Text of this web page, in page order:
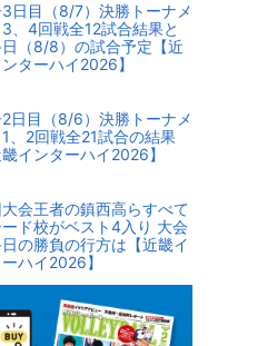
3日目（8/7）決勝トーナメ
3、4回戦全12試合結果と
（8/8）の試合予定【近
ターハイ2026】
2日目（8/6）決勝トーナメ
1、2回戦全21試合の結果
畿インターハイ2026】
会王者の鎮西高らすべて
ド校がベスト4入り 大会
の勝負の行方は【近畿イ
ハイ2026】